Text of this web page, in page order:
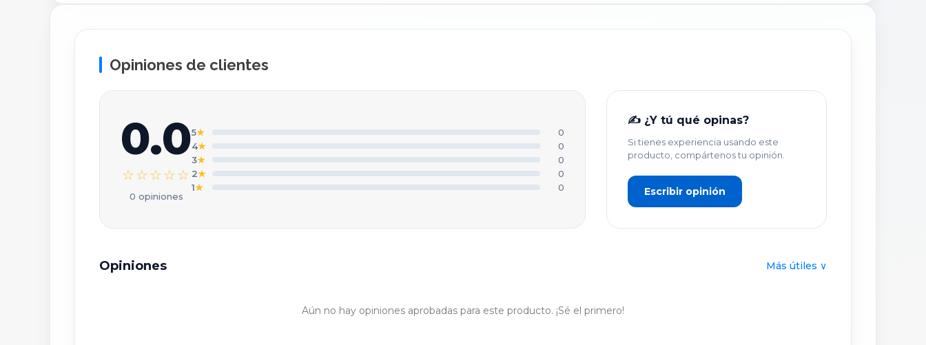
Opiniones de clientes
0.0
☆☆☆☆☆
0 opiniones
5★
0
4★
0
3★
0
2★
0
1★ 0
✍️ ¿Y tú qué opinas?
Si tienes experiencia usando este
producto, compártenos tu opinión.
Escribir opinión
Opiniones Más útiles ∨
Aún no hay opiniones aprobadas para este producto. ¡Sé el primero!
×